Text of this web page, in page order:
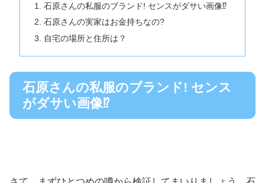
石原さんの私服のブランド! センスがダサい画像⁉︎
石原さんの実家はお金持ちなの?
自宅の場所と住所は？
石原さんの私服のブランド! センス
がダサい画像⁉︎